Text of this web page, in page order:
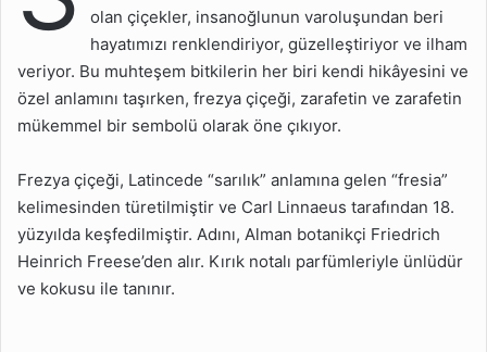
Renklerde Çiçek Açar?
Frezya Çiçeği Hangi
Mevsimlerde Çiçek Açar?
Frezya Çiçeği Hangi İklim
Koşullarını Tercih Eder?
Frezya Çiçeği Nerede
Yetişir?
Frezya Çiçeği Nasıl Bir
Kokuya Sahiptir?
Frezya Çiçeği Nasıl
olan çiçekler, insanoğlunun varoluşundan beri
hayatımızı renklendiriyor, güzelleştiriyor ve ilham
veriyor. Bu muhteşem bitkilerin her biri kendi hikâyesini ve
özel anlamını taşırken, frezya çiçeği, zarafetin ve zarafetin
mükemmel bir sembolü olarak öne çıkıyor.
Frezya çiçeği, Latincede “sarılık” anlamına gelen “fresia”
kelimesinden türetilmiştir ve Carl Linnaeus tarafından 18.
yüzyılda keşfedilmiştir. Adını, Alman botanikçi Friedrich
Heinrich Freese’den alır. Kırık notalı parfümleriyle ünlüdür
ve kokusu ile tanınır.